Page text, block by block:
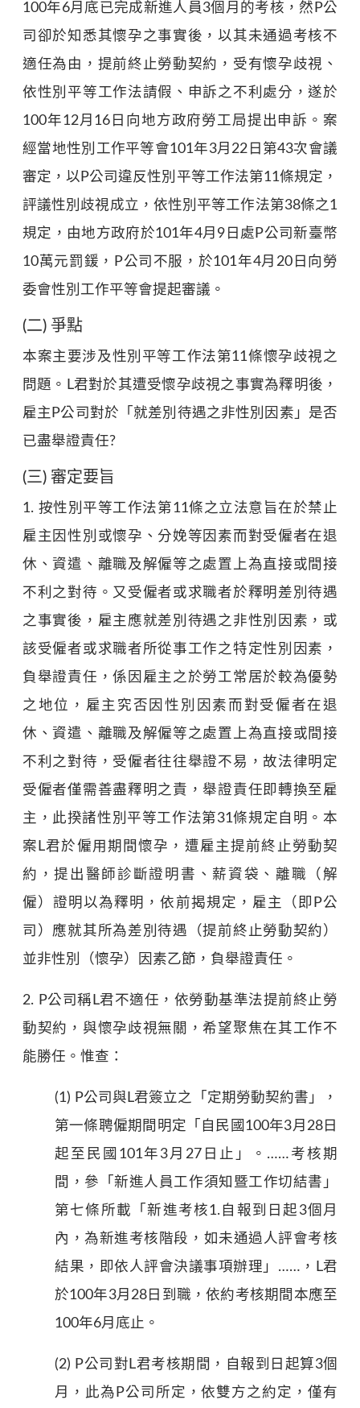
100年6月底已完成新進人員3個月的考核，然P公
司卻於知悉其懷孕之事實後，以其未通過考核不
適任為由，提前終止勞動契約，受有懷孕歧視、
依性別平等工作法請假、申訴之不利處分，遂於
100年12月16日向地方政府勞工局提出申訴。案
經當地性別工作平等會101年3月22日第43次會議
審定，以P公司違反性別平等工作法第11條規定，
評議性別歧視成立，依性別平等工作法第38條之1
規定，由地方政府於101年4月9日處P公司新臺幣
10萬元罰鍰，P公司不服，於101年4月20日向勞
委會性別工作平等會提起審議。
(二) 爭點
本案主要涉及性別平等工作法第11條懷孕歧視之
問題。L君對於其遭受懷孕歧視之事實為釋明後，
雇主P公司對於「就差別待遇之非性別因素」是否
已盡舉證責任?
(三) 審定要旨
1. 按性別平等工作法第11條之立法意旨在於禁止
雇主因性別或懷孕、分娩等因素而對受僱者在退
休、資遣、離職及解僱等之處置上為直接或間接
不利之對待。又受僱者或求職者於釋明差別待遇
之事實後，雇主應就差別待遇之非性別因素，或
該受僱者或求職者所從事工作之特定性別因素，
負舉證責任，係因雇主之於勞工常居於較為優勢
之地位，雇主究否因性別因素而對受僱者在退
休、資遣、離職及解僱等之處置上為直接或間接
不利之對待，受僱者往往舉證不易，故法律明定
受僱者僅需善盡釋明之責，舉證責任即轉換至雇
主，此揆諸性別平等工作法第31條規定自明。本
案L君於僱用期間懷孕，遭雇主提前終止勞動契
約，提出醫師診斷證明書、薪資袋、離職（解
僱）證明以為釋明，依前揭規定，雇主（即P公
司）應就其所為差別待遇（提前終止勞動契約）
並非性別（懷孕）因素乙節，負舉證責任。
2. P公司稱L君不適任，依勞動基準法提前終止勞
動契約，與懷孕歧視無關，希望聚焦在其工作不
能勝任。惟查：
(1) P公司與L君簽立之「定期勞動契約書」，
第一條聘僱期間明定「自民國100年3月28日
起至民國101年3月27日止」。……考核期
間，參「新進人員工作須知暨工作切結書」
第七條所載「新進考核1.自報到日起3個月
內，為新進考核階段，如未通過人評會考核
結果，即依人評會決議事項辦理」……，L君
於100年3月28日到職，依約考核期間本應至
100年6月底止。
(2) P公司對L君考核期間，自報到日起算3個
月，此為P公司所定，依雙方之約定，僅有